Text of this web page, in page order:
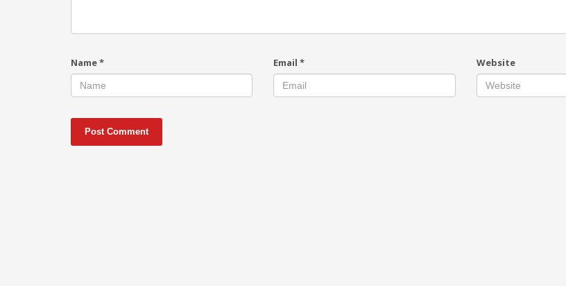
Name* Email* Website